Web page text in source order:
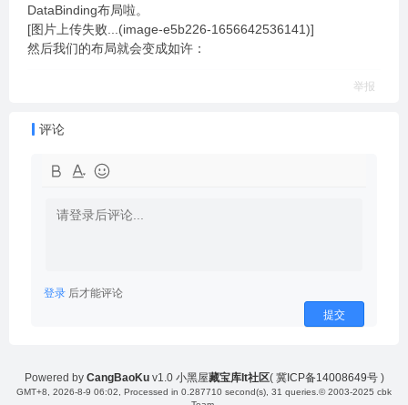
DataBinding布局啦。
[图片上传失败...(image-e5b226-1656642536141)]
然后我们的布局就会变成如许：
举报
评论
登录 后才能评论
提交
Powered by CangBaoKu v1.0 小黑屋藏宝库It社区( 冀ICP备14008649号)
GMT+8, 2026-8-9 06:02 , Processed in 0.287710 second(s), 31 queries. © 2003-2025 cbk